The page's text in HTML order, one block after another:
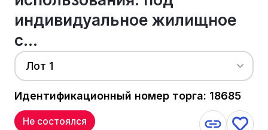
индивидуальное жилищное
с...
Лот 1
Идентификационный номер торга: 18685
Не состоялся